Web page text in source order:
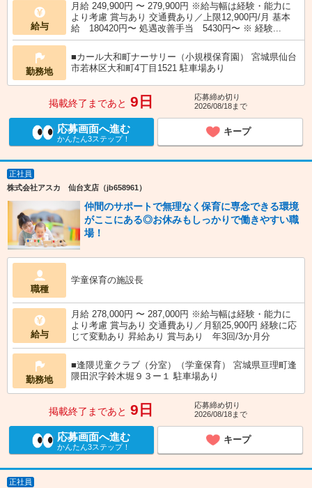
給与
月給 249,900円 〜 279,900円 ※給与幅は経験・能力に
より考慮 賞与あり 交通費あり／上限12,900円/月 基本
給 180420円〜 処遇改善手当 5430円〜 ※ 経験...
勤務地
■カール大和町ナーサリー（小規模保育園） 宮城県仙台
市若林区大和町4丁目1521 駐車場あり
掲載終了まであと 9日
応募締め切り
2026/08/18まで
応募画面へ進む
かんたん3ステップ！
キープ
正社員
株式会社アスカ 仙台支店（jb658961）
仲間のサポートで無理なく保育に専念できる環境
がここにある◎お休みもしっかりで働きやすい職
場！
職種
学童保育の施設長
給与
月給 278,000円 〜 287,000円 ※給与幅は経験・能力に
より考慮 賞与あり 交通費あり／月額25,900円 経験に応
じて変動あり 昇給あり 賞与あり 年3回/3か月分
勤務地
■逢隈児童クラブ（分室）（学童保育） 宮城県亘理町逢
隈田沢字鈴木堀９３ー１ 駐車場あり
掲載終了まであと 9日
応募締め切り
2026/08/18まで
応募画面へ進む
かんたん3ステップ！
キープ
正社員